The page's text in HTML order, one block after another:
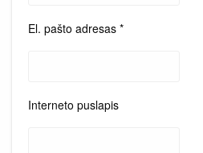
El. pašto adresas *
Interneto puslapis